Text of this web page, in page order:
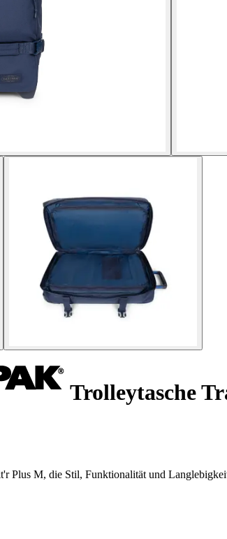
Trolleytasche
Plus M, die Stil, Funktionalität und